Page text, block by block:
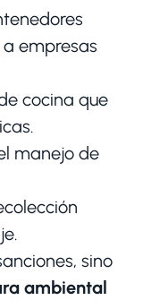
empresas
cocina que
manejo de
sino
ambiental